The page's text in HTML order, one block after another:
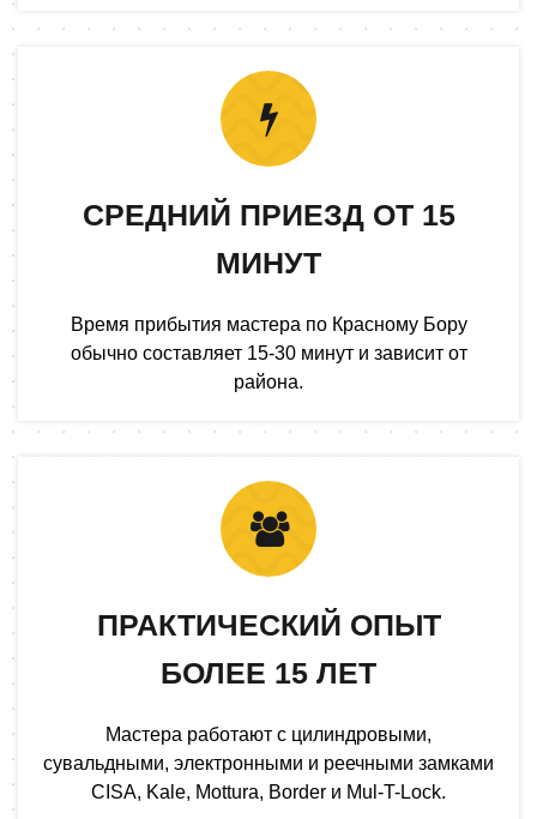
СРЕДНИЙ ПРИЕЗД ОТ 15
МИНУТ
Время прибытия мастера по Красному Бору
обычно составляет 15-30 минут и зависит от
района.
ПРАКТИЧЕСКИЙ ОПЫТ
БОЛЕЕ 15 ЛЕТ
Мастера работают с цилиндровыми,
сувальдными, электронными и реечными замками
CISA, Kale, Mottura, Border и Mul-T-Lock.